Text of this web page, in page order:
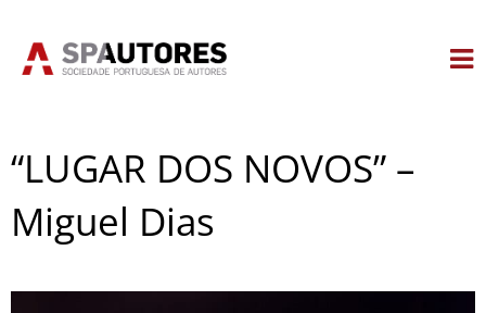
“LUGAR DOS NOVOS” –
Miguel Dias